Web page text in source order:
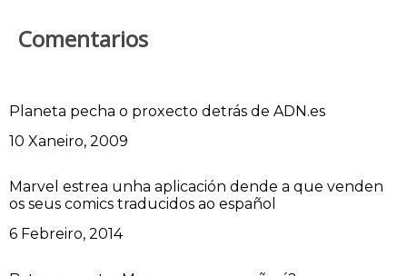
Comentarios
Planeta pecha o proxecto detrás de ADN.es
Data
10 Xaneiro, 2009
Marvel estrea unha aplicación dende a que venden
os seus comics traducidos ao español
Data
6 Febreiro, 2014